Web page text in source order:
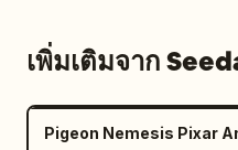
เพิ่มเติมจาก
Pigeon Nemesis Pixar